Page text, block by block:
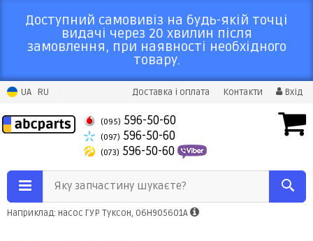
Доступний самовивіз на будь-якій точці
видачі через 20 хвилин після
замовлення, при наявності необхідного
товару.
UA RU Доставка і оплата Контакти Вхід
(095) 596-50-60
(097) 596-50-60
(073) 596-50-60
Яку запчастину шукаєте?
Наприклад: насос ГУР Туксон, 06H905601A